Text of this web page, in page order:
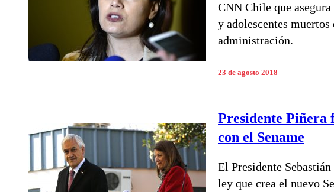
CNN Chile que
y adolescentes
administración.
23 de agosto 2018
Presidente Piñera
con el Sename
El Presidente
ley que crea el nuevo